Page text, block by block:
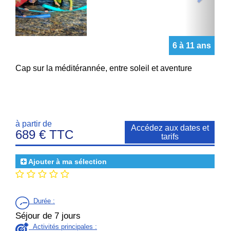
6 à 11 ans
Cap sur la méditérannée, entre soleil et aventure
à partir de
689 € TTC
Accédez aux dates et
tarifs
Ajouter à ma sélection
Durée :
Séjour de 7 jours
Activités principales :